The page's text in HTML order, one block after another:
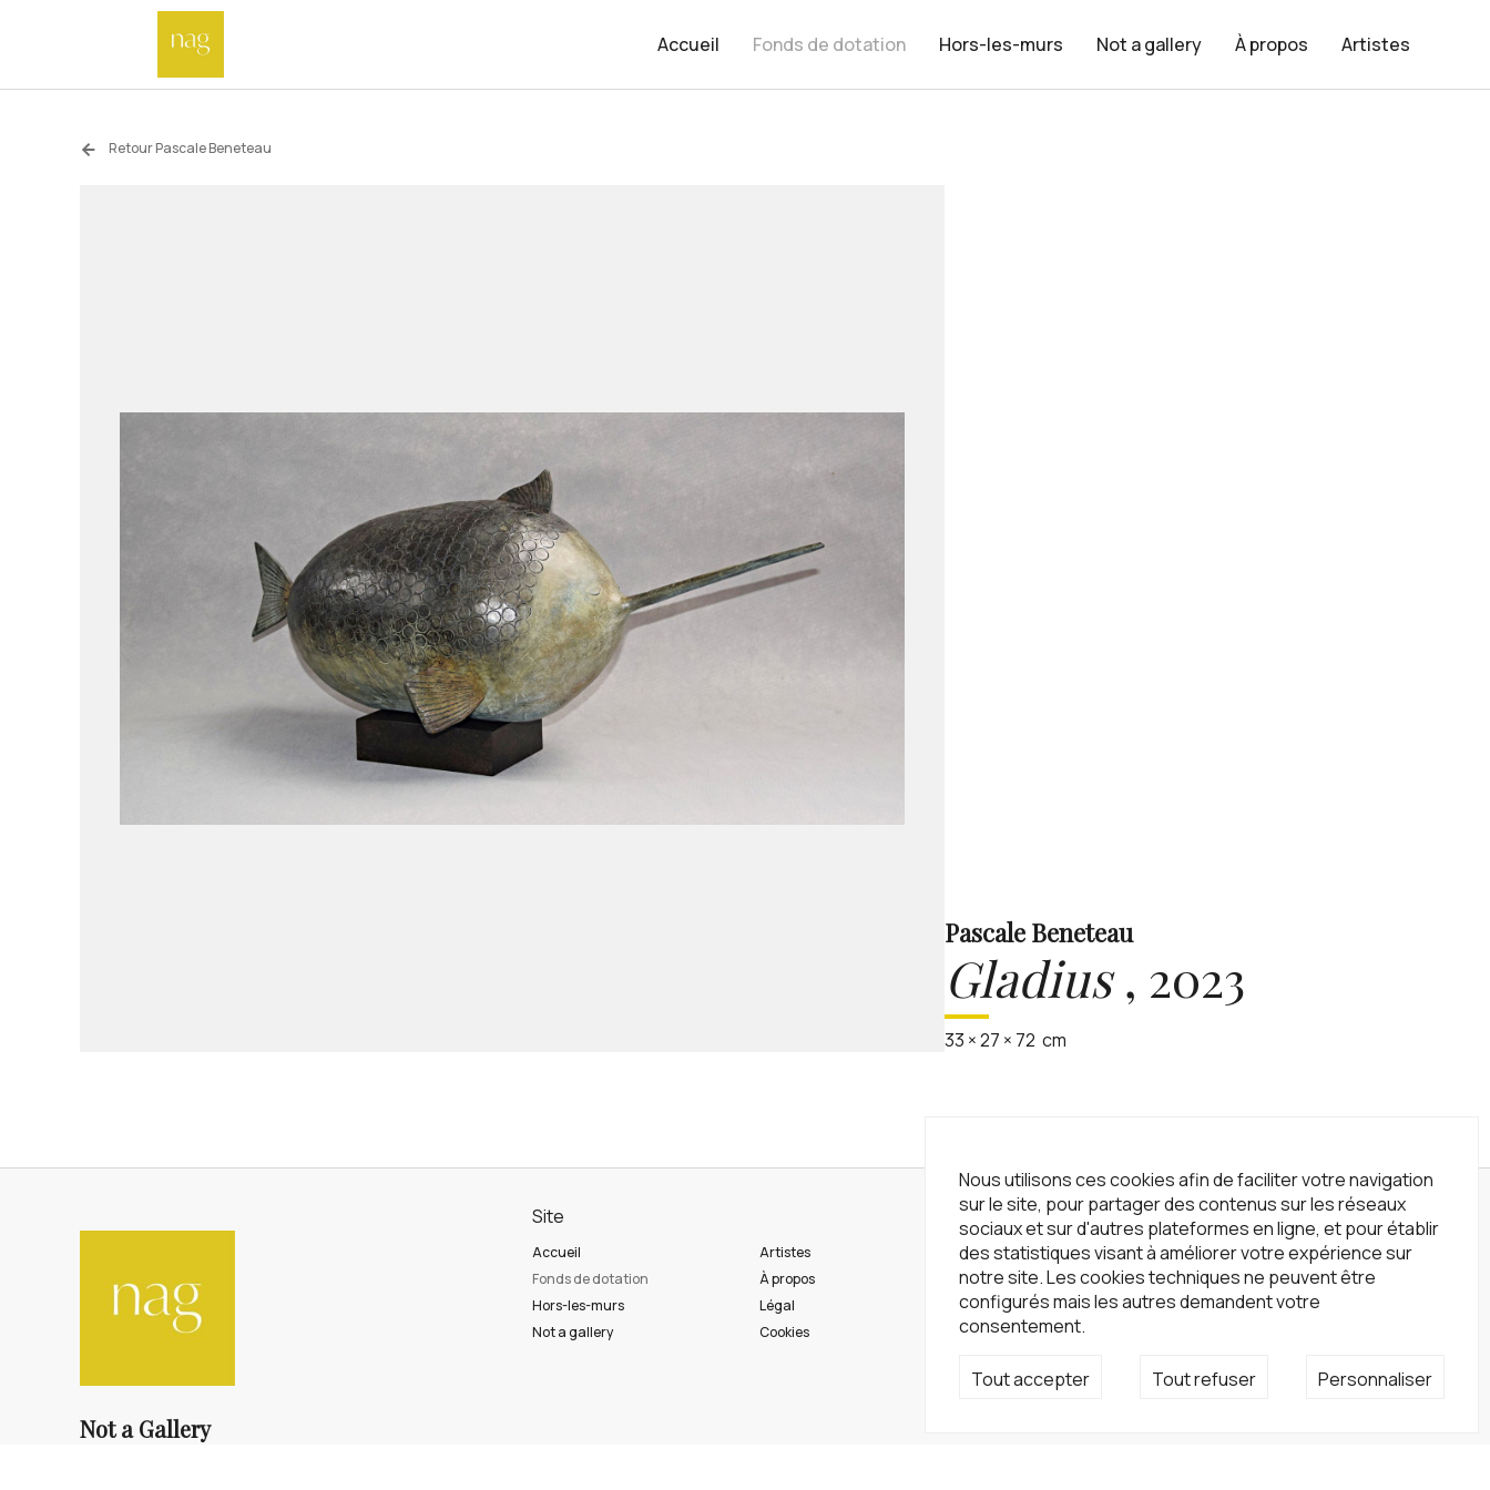
Nous utilisons ces cookies afin de faciliter votre navigation
sur le site, pour partager des contenus sur les réseaux
sociaux et sur d'autres plateformes en ligne, et pour établir
des statistiques visant à améliorer votre expérience sur
notre site. Les cookies techniques ne peuvent être
configurés mais les autres demandent votre
consentement.
Tout accepter Tout refuser Personnaliser
Accueil Fonds de dotation Hors-les-murs Not a gallery À propos Artistes
Retour Pascale Beneteau
Pascale Beneteau
Gladius, 2023
33 ×27 × 72 cm
Not a Gallery
Site
Accueil
Fonds de dotation
Hors-les-murs
Not a gallery
Artistes
À propos
Légal
Cookies
Newsletter
Inscrivez-vous à notre newsletter !
S'inscrire
Réseaux sociaux